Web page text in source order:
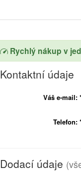
Rychlý nákup v
Kontaktní údaje
Váš e-mail:
Telefon:
Dodací údaje